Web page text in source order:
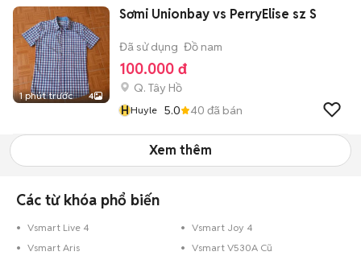
1 phút trước 4
Sơmi Unionbay vs PerryElise sz S
Đã sử dụng Đồ nam
100.000 đ
Q. Tây Hồ
HHuyle 5.0 40 đã bán
Xem thêm
Các từ khóa phổ biến
Vsmart Live 4
Vsmart Joy 4
Vsmart Aris
Vsmart V530A Cũ